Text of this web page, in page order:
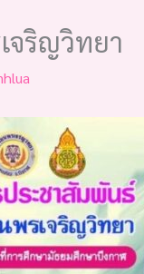
จริญวิทยา